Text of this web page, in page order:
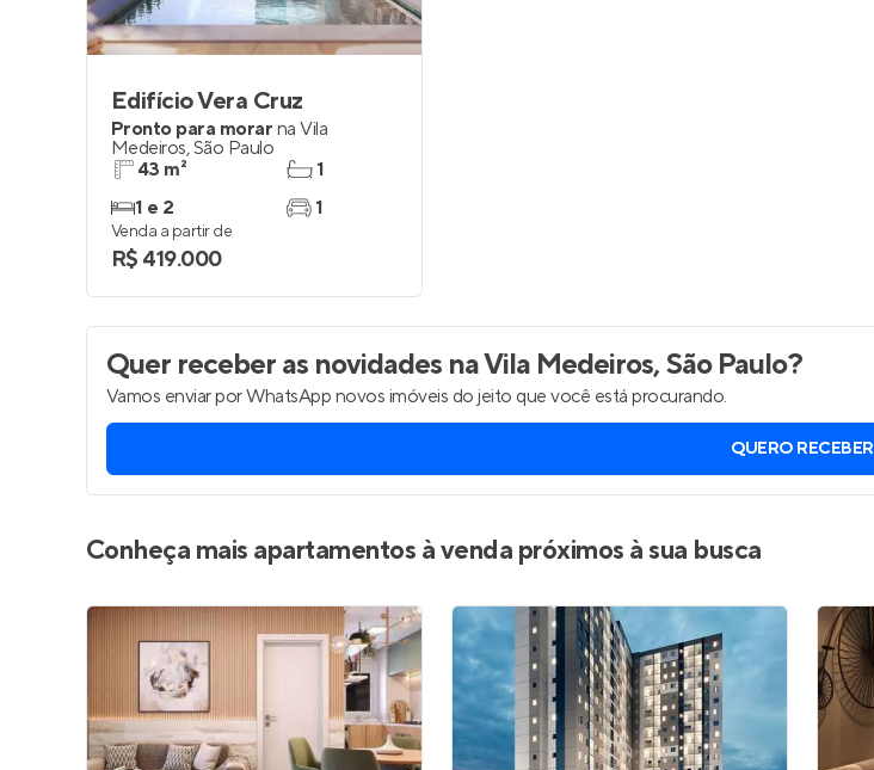
Edifício Vera Cruz
Pronto para morar na Vila
Medeiros,São Paulo
43 m²
1 e 2
1
1
Venda a partir de
R$ 419.000
Quer receber as novidades na Vila Medeiros, São Paulo?
Vamos enviar por WhatsApp novos imóveis do jeito que você está procurando.
QUERO RECEBER
Conheça mais apartamentos à venda próximos à sua busca